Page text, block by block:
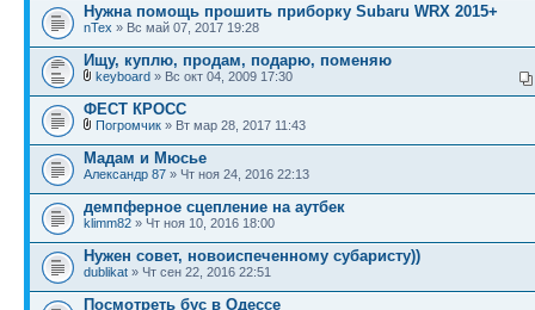
Нужна помощь прошить приборку Subaru WRX 2015+
nTex » Вс май 07, 2017 19:28
Ищу, куплю, продам, подарю, поменяю
keyboard » Вс окт 04, 2009 17:30
ФЕСТ КРОСС
Погромчик » Вт мар 28, 2017 11:43
Мадам и Мюсье
Александр 87 » Чт ноя 24, 2016 22:13
демпферное сцепление на аутбек
klimm82 » Чт ноя 10, 2016 18:00
Нужен совет, новоиспеченному субаристу))
dublikat » Чт сен 22, 2016 22:51
Посмотреть бус в Одессе